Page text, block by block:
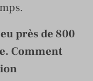
près de 800
Comment